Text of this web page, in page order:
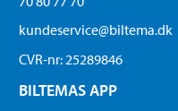
kundeservice@biltema.dk
CVR-nr: 25289846
BILTEMAS APP